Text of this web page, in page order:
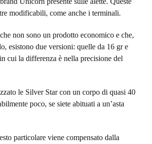
modificabili, come anche i terminali.
non sono un prodotto economico e che,
esistono due versioni: quelle da 16 gr e
cui la differenza è nella precisione del
le Silver Star con un corpo di quasi 40
poco, se siete abituati a un’asta
particolare viene compensato dalla